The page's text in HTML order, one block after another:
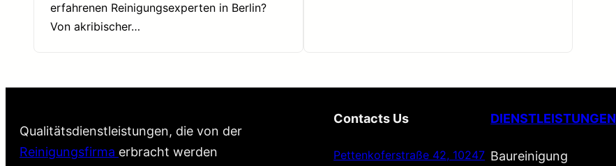
erfahrenen Reinigungsexperten in Berlin?
Von akribischer…
Qualitätsdienstleistungen, die von der
Reinigungsfirma erbracht werden
Contacts Us
Pettenkoferstraße 42, 10247
DIENSTLEISTUNGEN
Baureinigung